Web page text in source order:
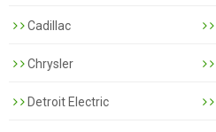
Cadillac
Chrysler
Detroit Electric